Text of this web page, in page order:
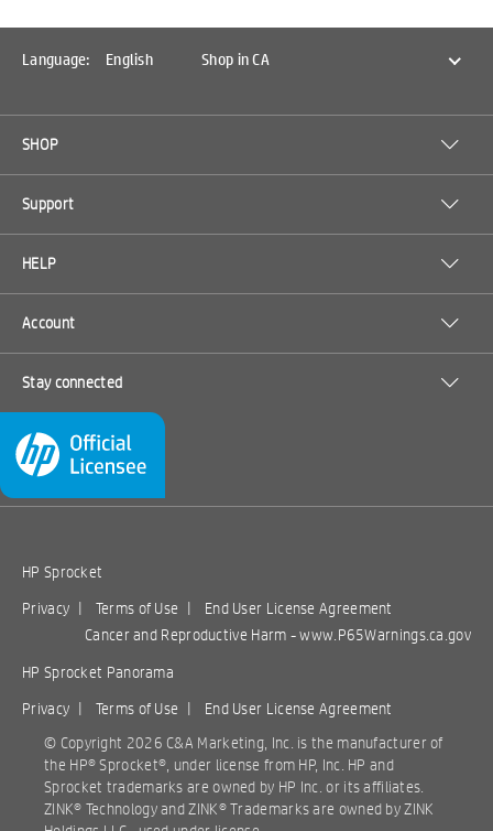
Language: English Shop in CA
SHOP
Support
HELP
Account
Stay connected
HP Sprocket
Privacy | Terms of Use |
End User License Agreement
Cancer and Reproductive Harm -www.P65Warnings.ca.gov
HP Sprocket Panorama
Privacy | Terms of Use |
End User License Agreement
© Copyright 2026 C&A Marketing, Inc. is the manufacturer of
the HP® Sprocket®, under license from HP, Inc. HP and
Sprocket trademarks are owned by HP Inc. or its affiliates.
ZINK® Technology and ZINK® Trademarks are owned by ZINK